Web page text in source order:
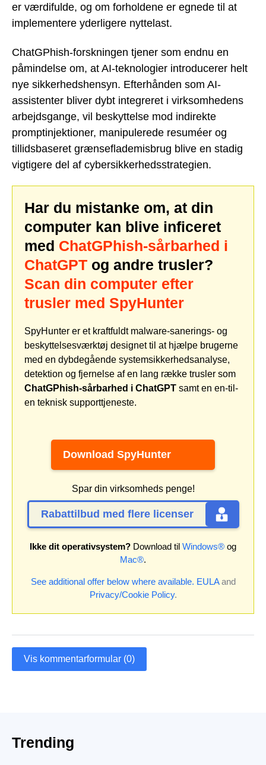
er værdifulde, og om forholdene er egnede til at
implementere yderligere nyttelast.
ChatGPhish-forskningen tjener som endnu en
påmindelse om, at AI-teknologier introducerer helt
nye sikkerhedshensyn. Efterhånden som AI-
assistenter bliver dybt integreret i virksomhedens
arbejdsgange, vil beskyttelse mod indirekte
promptinjektioner, manipulerede resuméer og
tillidsbaseret grænseflademisbrug blive en stadig
vigtigere del af cybersikkerhedsstrategien.
Har du mistanke om, at din
computer kan blive inficeret
med ChatGPhish-sårbarhed i
ChatGPT og andre trusler?
Scan din computer efter
trusler med SpyHunter
SpyHunter er et kraftfuldt malware-sanerings- og
beskyttelsesværktøj designet til at hjælpe brugerne
med en dybdegående systemsikkerhedsanalyse,
detektion og fjernelse af en lang række trusler som
ChatGPhish-sårbarhed i ChatGPT samt en en-til-
en teknisk supporttjeneste.
Download SpyHunter
Spar din virksomheds penge!
Rabattilbud med flere licenser
Ikke dit operativsystem? Download til Windows® og
Mac®.
See additional offer below where available. EULAand
Privacy/Cookie Policy.
Vis kommentarformular (0)
Trending